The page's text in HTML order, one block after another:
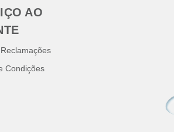
AO
Condições